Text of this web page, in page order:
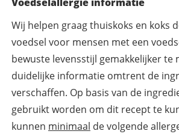
Voedselallergie informatie
Wij helpen graag thuiskoks en koks
voedsel voor mensen met een
bewuste levensstijl gemakkelijker te
duidelijke informatie omtrent de
verschaffen. Op basis van de
gebruikt worden om dit recept te
kunnen minimaal de volgende